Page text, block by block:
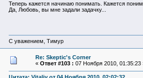
Теперь кажется начинаю понимать. Кажется
Да, Любовь, вы мне задали задачку...
С уважением, Тимур
Re: Skeptic's Corner
« Ответ #103 : 07 Ноября 2010, 01:35:23